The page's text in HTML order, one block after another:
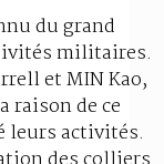
du grand
militaires.
et MIN Kao,
raison de ce
leurs activités.